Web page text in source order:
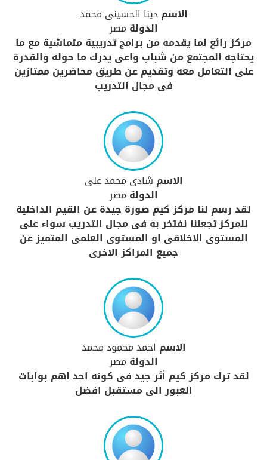
الاسمدينا الحسينى محمد
الدولة مصر
مركز رائع لما يقدمه من برامج تدريبية متماشية مع ما
يحتاجه المجتمع من شباب واعى يدرك ما حوله والقدرة
على التعامل معه وتقديم عن طريق محاضرين ممتازين
فى مجال التدريب
الاسم شادى محمد على
الدولة مصر
لقد رسم لنا مركز كيم صورة جيدة عن القيم الداخلية
للمركز تجعلنا نفتخر به فى مجال التدريب سواء على
المستوى الاخلاقى او المستوى العلمى المتميز عن
جميع المراكز الاخرى
الاسم احمد محمود محمد
الدولة مصر
لقد ترك مركز كيم أثر جيد فى كونه احد اهم بوابات
العبور الى مستقبل افضل